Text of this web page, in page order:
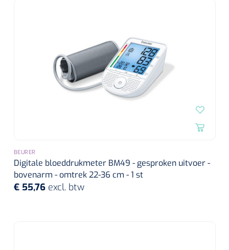
Kleeflaag removers
Watten
Wondreinigers
BEURER
Digitale bloeddrukmeter BM49 - gesproken uitvoer -
bovenarm - omtrek 22-36 cm - 1 st
€ 55,76 excl. btw